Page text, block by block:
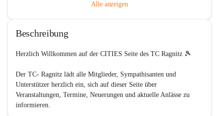
Alle anzeigen
Beschreibung
Herzlich Willkommen auf der CITIES Seite des TC Ragnitz 🎾
Der TC- Ragnitz lädt alle Mitglieder, Sympathisanten und
Unterstützer herzlich ein, sich auf dieser Seite über
Veranstaltungen, Termine, Neuerungen und aktuelle Anlässe zu
informieren.